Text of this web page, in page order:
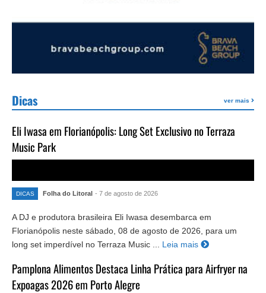
Dicas ver mais
Eli Iwasa em Florianópolis: Long Set Exclusivo no Terraza
Music Park
DICAS Folha do Litoral - 7 de agosto de 2026
A DJ e produtora brasileira Eli Iwasa desembarca em
Florianópolis neste sábado, 08 de agosto de 2026, para um
long set imperdível no Terraza Music ...
Leia mais
Pamplona Alimentos Destaca Linha Prática para Airfryer na
Expoagas 2026 em Porto Alegre